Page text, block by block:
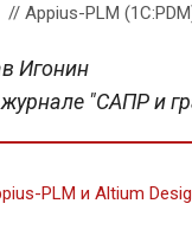
// Appius-PLM
Игонин
"САПР и
PLM и Altium